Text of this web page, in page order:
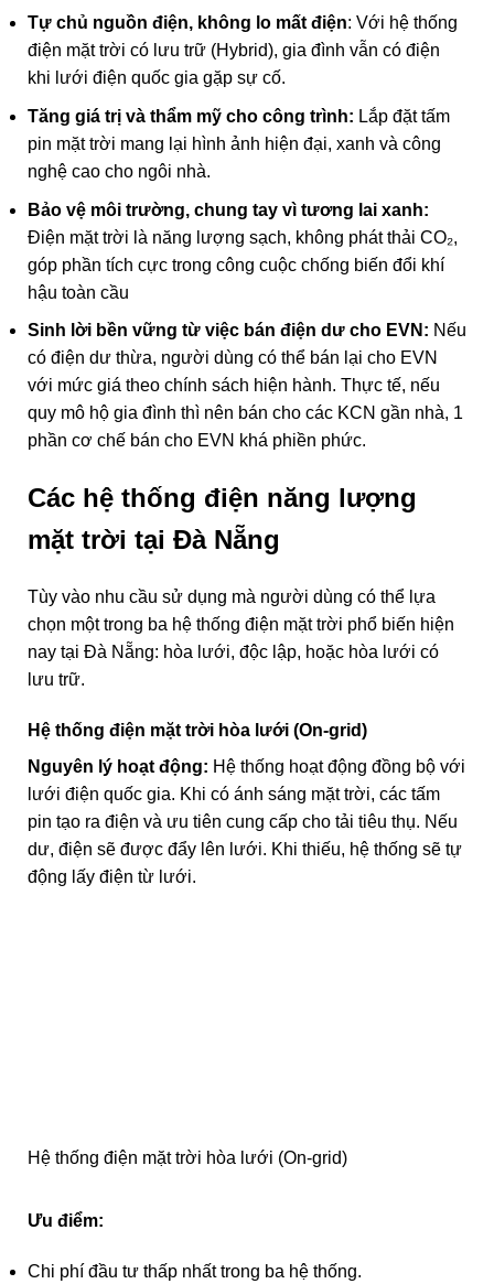
Tự chủ nguồn điện, không lo mất điện: Với hệ thống
điện mặt trời có lưu trữ (Hybrid), gia đình vẫn có điện
khi lưới điện quốc gia gặp sự cố.
Tăng giá trị và thẩm mỹ cho công trình: Lắp đặt tấm
pin mặt trời mang lại hình ảnh hiện đại, xanh và công
nghệ cao cho ngôi nhà.
Bảo vệ môi trường, chung tay vì tương lai xanh:
Điện mặt trời là năng lượng sạch, không phát thải CO₂,
góp phần tích cực trong công cuộc chống biến đổi khí
hậu toàn cầu
Sinh lời bền vững từ việc bán điện dư cho EVN: Nếu
có điện dư thừa, người dùng có thể bán lại cho EVN
với mức giá theo chính sách hiện hành. Thực tế, nếu
quy mô hộ gia đình thì nên bán cho các KCN gần nhà, 1
phần cơ chế bán cho EVN khá phiền phức.
Các hệ thống điện năng lượng
mặt trời tại Đà Nẵng
Tùy vào nhu cầu sử dụng mà người dùng có thể lựa
chọn một trong ba hệ thống điện mặt trời phổ biến hiện
nay tại Đà Nẵng: hòa lưới, độc lập, hoặc hòa lưới có
lưu trữ.
Hệ thống điện mặt trời hòa lưới (On-grid)
Nguyên lý hoạt động: Hệ thống hoạt động đồng bộ với
lưới điện quốc gia. Khi có ánh sáng mặt trời, các tấm
pin tạo ra điện và ưu tiên cung cấp cho tải tiêu thụ. Nếu
dư, điện sẽ được đẩy lên lưới. Khi thiếu, hệ thống sẽ tự
động lấy điện từ lưới.
Hệ thống điện mặt trời hòa lưới (On-grid)
Ưu điểm:
Chi phí đầu tư thấp nhất trong ba hệ thống.